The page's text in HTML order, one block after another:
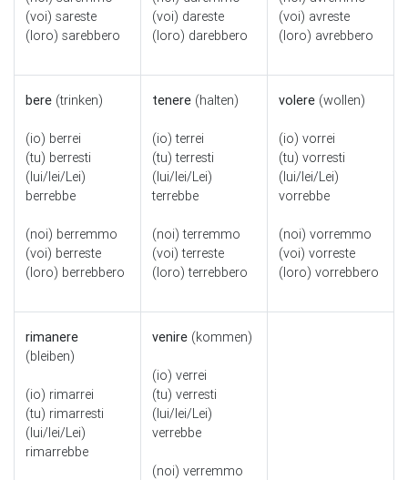
(voi) sareste
(loro) sarebbero
(voi) dareste
(loro) darebbero
(voi) avreste
(loro) avrebbero
bere (trinken)
(io) berrei
(tu) berresti
(lui/lei/Lei)
berrebbe
(noi) berremmo
(voi) berreste
(loro) berrebbero
tenere (halten)
(io) terrei
(tu) terresti
(lui/lei/Lei)
terrebbe
(noi) terremmo
(voi) terreste
(loro) terrebbero
volere (wollen)
(io) vorrei
(tu) vorresti
(lui/lei/Lei)
vorrebbe
(noi) vorremmo
(voi) vorreste
(loro) vorrebbero
rimanere
(bleiben)
(io) rimarrei
(tu) rimarresti
(lui/lei/Lei)
rimarrebbe
venire (kommen)
(io) verrei
(tu) verresti
(lui/lei/Lei)
verrebbe
(noi) verremmo